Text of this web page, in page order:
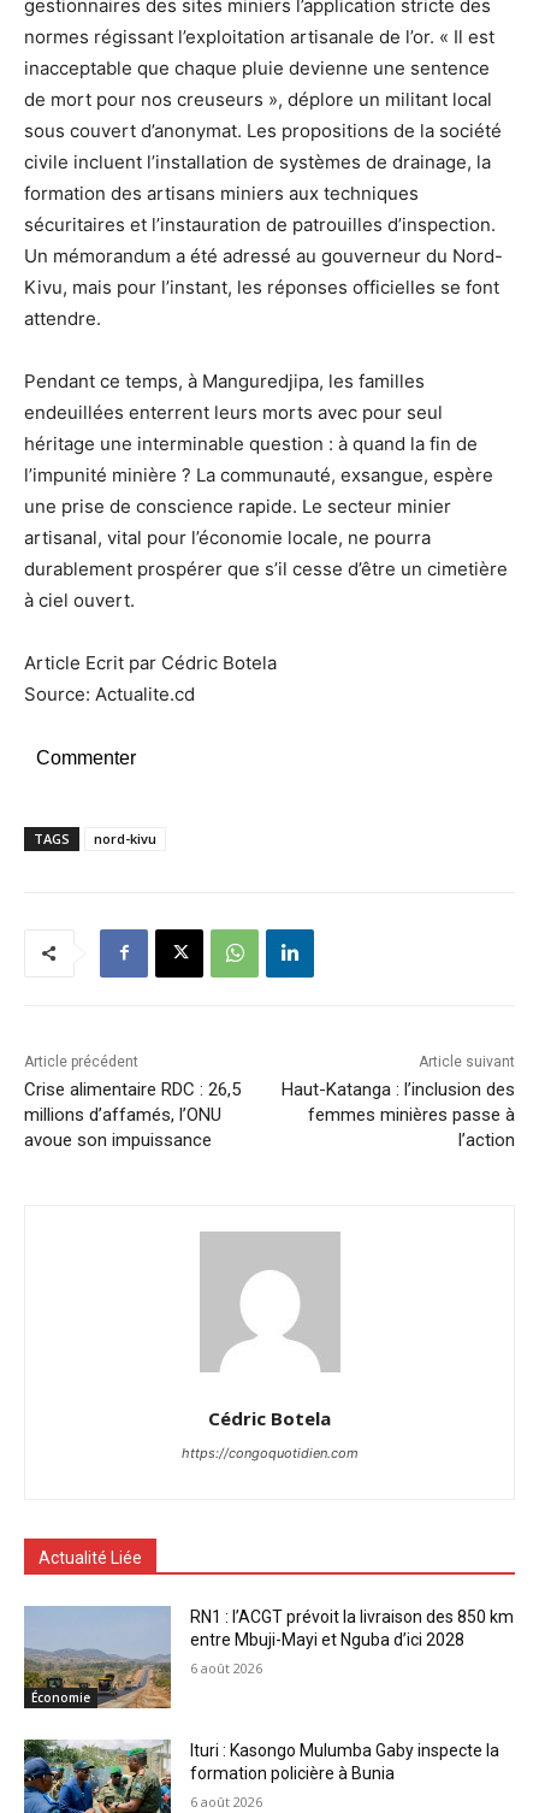
gestionnaires des sites miniers l’application stricte des
normes régissant l’exploitation artisanale de l’or. « Il est
inacceptable que chaque pluie devienne une sentence
de mort pour nos creuseurs », déplore un militant local
sous couvert d’anonymat. Les propositions de la société
civile incluent l’installation de systèmes de drainage, la
formation des artisans miniers aux techniques
sécuritaires et l’instauration de patrouilles d’inspection.
Un mémorandum a été adressé au gouverneur du Nord-
Kivu, mais pour l’instant, les réponses officielles se font
attendre.
Pendant ce temps, à Manguredjipa, les familles
endeuillées enterrent leurs morts avec pour seul
héritage une interminable question : à quand la fin de
l’impunité minière ? La communauté, exsangue, espère
une prise de conscience rapide. Le secteur minier
artisanal, vital pour l’économie locale, ne pourra
durablement prospérer que s’il cesse d’être un cimetière
à ciel ouvert.
Article Ecrit par Cédric Botela
Source: Actualite.cd
Commenter
TAGS nord-kivu
Article précédent
Crise alimentaire RDC : 26,5
millions d’affamés, l’ONU
avoue son impuissance
Article suivant
Haut-Katanga : l’inclusion des
femmes minières passe à
l’action
Cédric Botela
https://congoquotidien.com
Actualité Liée
Économie
RN1 : l’ACGT prévoit la livraison des 850 km
entre Mbuji-Mayi et Nguba d’ici 2028
6 août 2026
Ituri : Kasongo Mulumba Gaby inspecte la
formation policière à Bunia
6 août 2026